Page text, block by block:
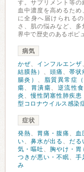
す。サプリメント等
血中濃度を高めるた
に全身へ届けられる
さ、肌の悩みなど、
界中で歴史のあるポピ
病気
かぜ、 インフルエンザ
結膜熱） 、 頭痛 、 帯状
腸炎） 、 脂質異常症
瘍、 胃潰瘍、 逆流性
炎 、慢性閉塞性肺疾患
型コロナウイルス感染
症状
発熱、 胃痛・腹痛 、 血
い、 鼻水が出る 、 だる
気・嘔吐、 胸やけ・胃
つきが悪い・不眠、 手
み